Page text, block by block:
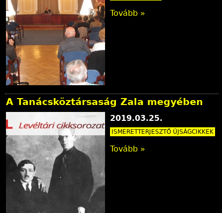
Tovább »
A Tanácsköztársaság Zala megyében
2019.03.25.
ISMERETTERJESZTŐ ÚJSÁGCIKKEK
Tovább »